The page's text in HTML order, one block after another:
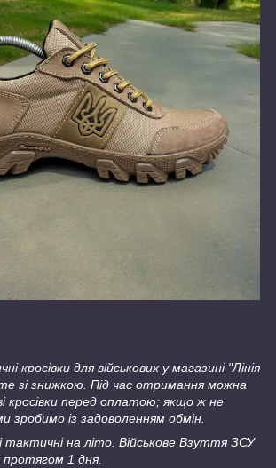
кросівки для військових у магазині "Лінія
зі знижкою. Під час отримання можна
кросівки перед оплатою; якщо ж не
зробимо із задоволенням обмін.
тактичні на літо. Військове Взуття ЗСУ
1 дня.